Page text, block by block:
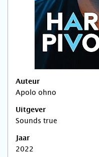
Auteur
Apolo ohno
Uitgever
Sounds true
Jaar
2022